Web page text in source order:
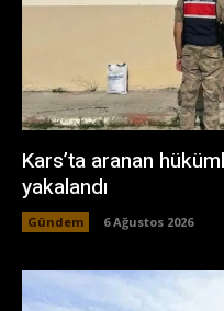
Kars’ta aranan
yakalandı
Gündem 6 Ağustos 2026